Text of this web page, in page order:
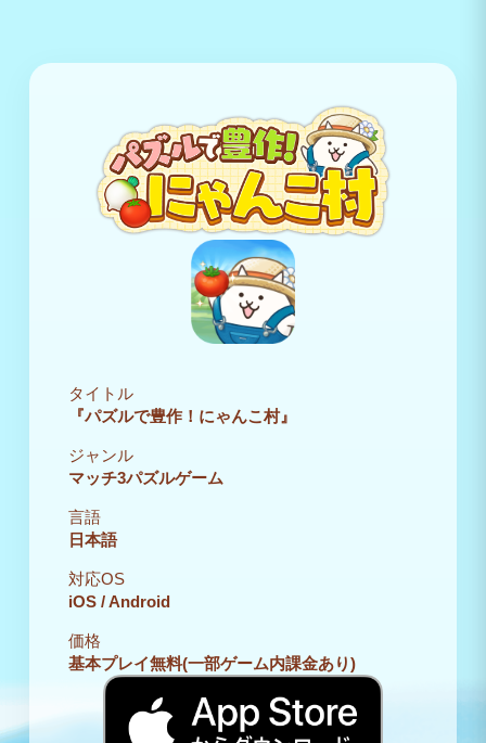
タイトル
『パズルで豊作！にゃんこ村』
ジャンル
マッチ3パズルゲーム
言語
日本語
対応OS
iOS / Android
価格
基本プレイ無料(一部ゲーム内課金あり)